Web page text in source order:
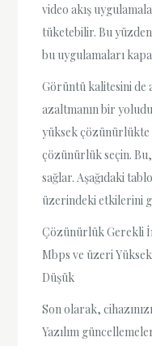
video akış
tüketebilir. Bu
bu uygulamaları
Görüntü kalitesini de
azaltmanın bir
yüksek çözünürlükte
çözünürlük seçin. Bu,
sağlar. Aşağıdaki
üzerindeki etkilerini
Çözünürlük Gerekli
Mbps ve üzeri
Düşük
Son olarak,
Yazılım